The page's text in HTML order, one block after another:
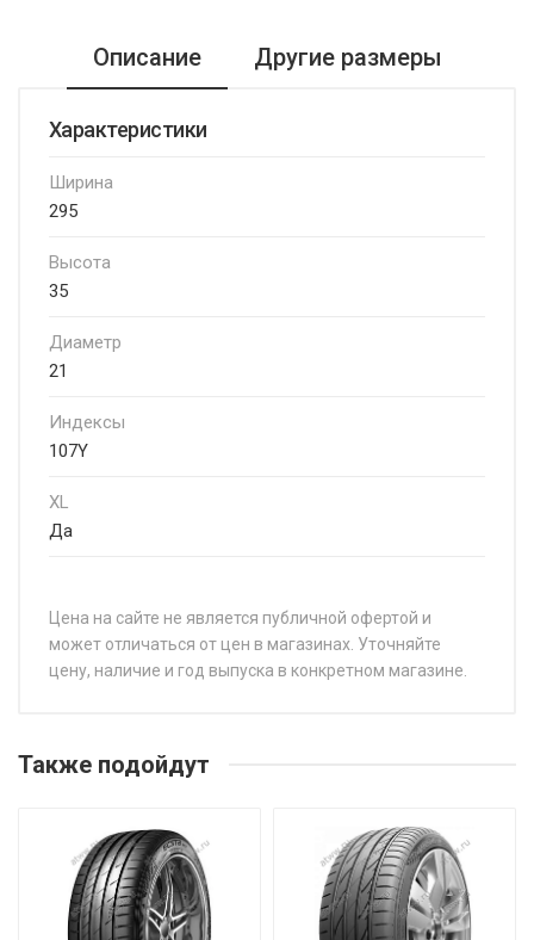
Описание Другие размеры
Характеристики
Ширина
295
Высота
35
Диаметр
21
Индексы
107Y
XL
Да
Цена на сайте не является публичной офертой и
может отличаться от цен в магазинах. Уточняйте
цену, наличие и год выпуска в конкретном магазине.
Atlander LanderXsport ATL36 195/45R15 78V
Atlander LanderXsport ATL36 205/40R17 84W
Atlander LanderXsport ATL36 205/45R16 87W
Также подойдут